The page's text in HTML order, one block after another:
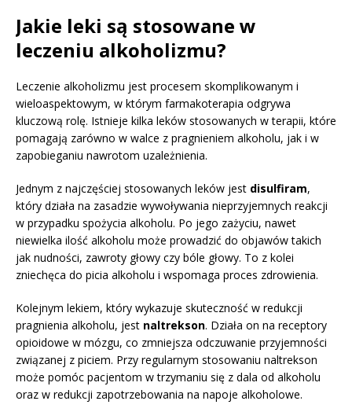
Jakie leki są stosowane w
leczeniu alkoholizmu?
Leczenie alkoholizmu jest procesem skomplikowanym i
wieloaspektowym, w którym farmakoterapia odgrywa
kluczową rolę. Istnieje kilka leków stosowanych w terapii, które
pomagają zarówno w walce z pragnieniem alkoholu, jak i w
zapobieganiu nawrotom uzależnienia.
Jednym z najczęściej stosowanych leków jest disulfiram,
który działa na zasadzie wywoływania nieprzyjemnych reakcji
w przypadku spożycia alkoholu. Po jego zażyciu, nawet
niewielka ilość alkoholu może prowadzić do objawów takich
jak nudności, zawroty głowy czy bóle głowy. To z kolei
zniechęca do picia alkoholu i wspomaga proces zdrowienia.
Kolejnym lekiem, który wykazuje skuteczność w redukcji
pragnienia alkoholu, jest naltrekson. Działa on na receptory
opioidowe w mózgu, co zmniejsza odczuwanie przyjemności
związanej z piciem. Przy regularnym stosowaniu naltrekson
może pomóc pacjentom w trzymaniu się z dala od alkoholu
oraz w redukcji zapotrzebowania na napoje alkoholowe.